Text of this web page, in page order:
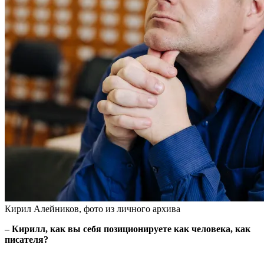
Кирил Алейников, фото из личного архива
– Кирилл, как вы себя позиционируете как человека, как
писателя?